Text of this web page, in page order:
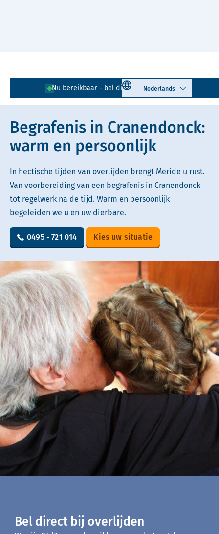
Nu bereikbaar - bel direct! 0495 - 721 014
Select language
Lees voor Uitleg woorden
Simpele tekst
Begrafenis in Cranendonck:
warm en persoonlijk
In hectische tijden van overlijden brengt Meride u rust.
Van voorbereiding van een begrafenis in Cranendonck
tot regelwerk na de tijd. Warm en persoonlijk
begeleiden we u en uw dierbare.
0495 - 721 014 Kies uw situatie
Bel direct bij overlijden